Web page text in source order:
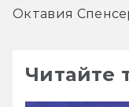
Октавия
Читайте